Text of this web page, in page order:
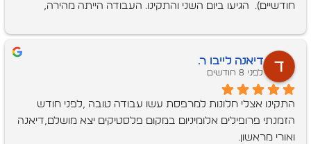
הבידוד והאיכות.ממליצים בחום על אלום צידן למי שמחפש חודשיים).  הגיעו ביום השני והתקינו. העבודה הייתה מהירה,
ממליצים עליהם בחום
דיאנה לייבו ר.
לפני 8 חודשים
התקינו אצלי חלונות למרפסת עשו עבודה טובה ,לפני חודש
הזמנתי פרופילים אלומיניום במקום פלסטיקים יצא מושלם,דיאנה
ואורי מראשון.